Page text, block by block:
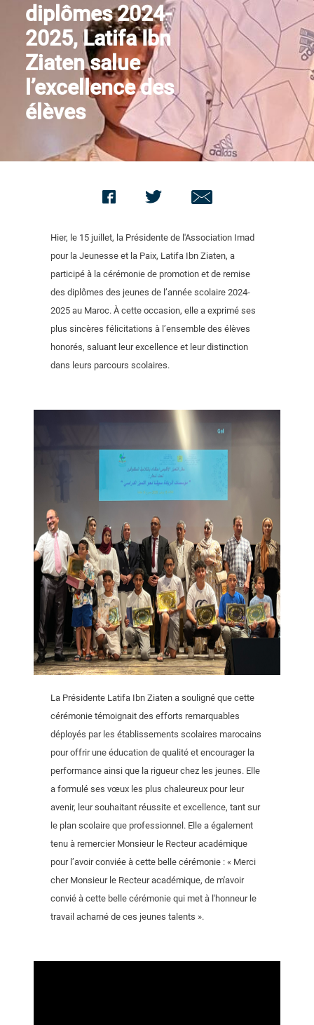
Nous contacter
diplômes 2024-
2025, Latifa Ibn
Ziaten salue
l’excellence des
élèves
Hier, le 15 juillet, la Présidente de l'Association Imad
pour la Jeunesse et la Paix, Latifa Ibn Ziaten, a
participé à la cérémonie de promotion et de remise
des diplômes des jeunes de l’année scolaire 2024-
2025 au Maroc. À cette occasion, elle a exprimé ses
plus sincères félicitations à l’ensemble des élèves
honorés, saluant leur excellence et leur distinction
dans leurs parcours scolaires.
La Présidente Latifa Ibn Ziaten a souligné que cette
cérémonie témoignait des efforts remarquables
déployés par les établissements scolaires marocains
pour offrir une éducation de qualité et encourager la
performance ainsi que la rigueur chez les jeunes. Elle
a formulé ses vœux les plus chaleureux pour leur
avenir, leur souhaitant réussite et excellence, tant sur
le plan scolaire que professionnel. Elle a également
tenu à remercier Monsieur le Recteur académique
pour l’avoir conviée à cette belle cérémonie : « Merci
cher Monsieur le Recteur académique, de m'avoir
convié à cette belle cérémonie qui met à l'honneur le
travail acharné de ces jeunes talents ».